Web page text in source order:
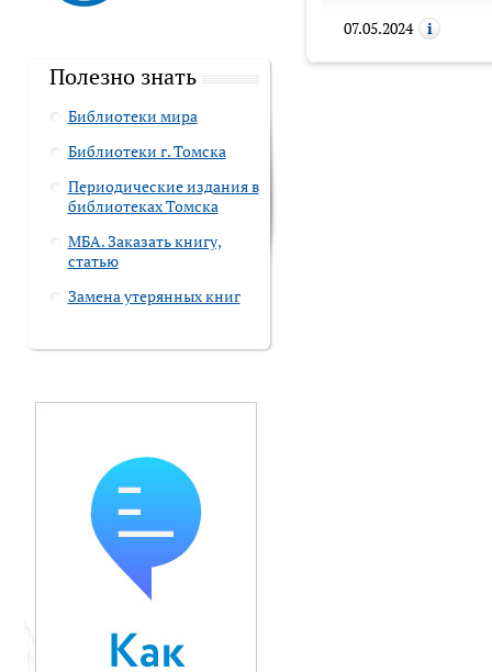
Полезно знать
Библиотеки мира
Библиотеки г. Томска
Периодические издания в
библиотеках Томска
МБА. Заказать книгу,
статью
Замена утерянных книг
07.05.2024